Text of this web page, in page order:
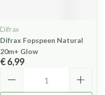
Difrax
Difrax Fopspeen Natural
20m+ Glow
€ 6,99